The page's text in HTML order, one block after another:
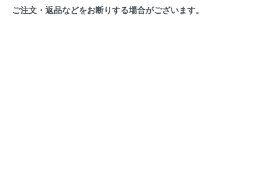
ご注文・返品などをお断りする場合がございます。